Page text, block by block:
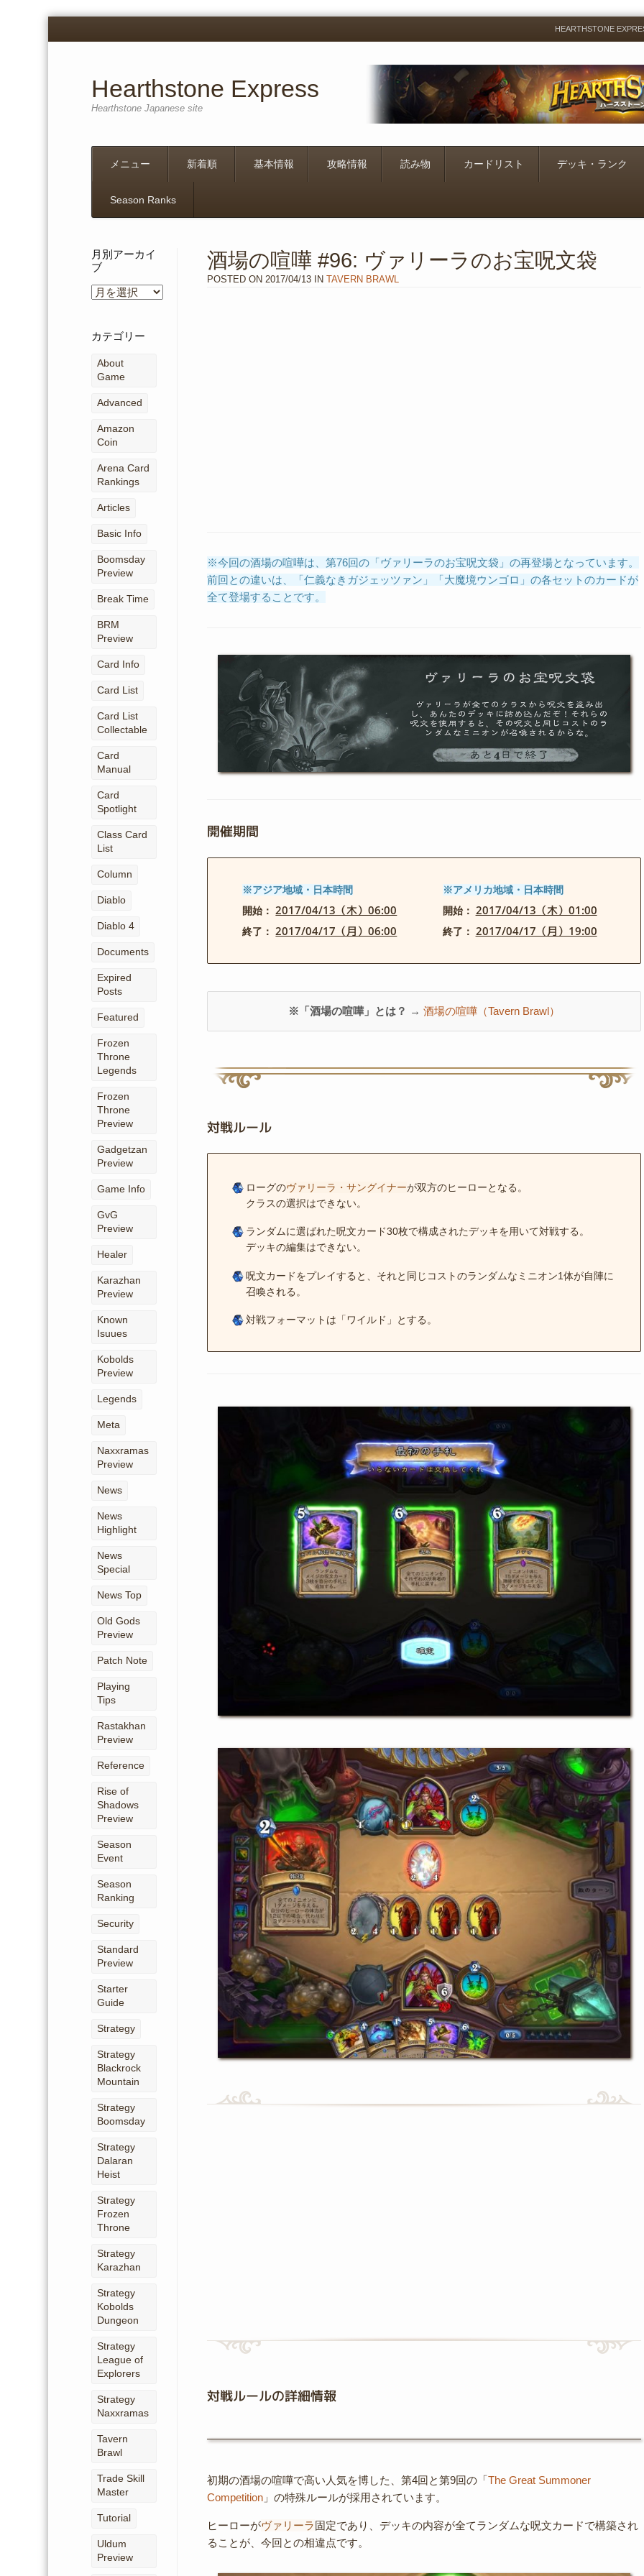
Menu
Skip
to
HEARTHSTONE
Hearthstone Express
Hearthstone Japanese site
メニュー 新着順 基本情報 攻略情報 読み物 カードリスト デッキ・ランク
Season Ranks
酒場の喧嘩 #96: ヴァリーラのお宝呪文袋
POSTED ON 2017/04/13 INTAVERN BRAWL
※今回の酒場の喧嘩は、第76回の「ヴァリーラのお宝呪文袋」の再登場となっています。
前回との違いは、「仁義なきガジェッツァン」「大魔境ウンゴロ」の各セットのカードが
全て登場することです。
開催期間
※アジア地域・日本時間
開始：2017/04/13（木）06:00
終了：2017/04/17（月）06:00
※アメリカ地域・日本時間
開始： 2017/04/13（木）01:00
終了： 2017/04/17（月）19:00
※「酒場の喧嘩」とは？ →酒場の喧嘩（Tavern Brawl）
対戦ルール
ローグのヴァリーラ・サングイナーが双方のヒーローとなる。
クラスの選択はできない。
ランダムに選ばれた呪文カード30枚で構成されたデッキを用いて対戦する。
デッキの編集はできない。
呪文カードをプレイすると、それと同じコストのランダムなミニオン1体が自陣に
召喚される。
対戦フォーマットは「ワイルド」とする。
対戦ルールの詳細情報
初期の酒場の喧嘩で高い人気を博した、第4回と第9回の「The Great Summoner
Competition 」の特殊ルールが採用されています。
ヒーローがヴァリーラ固定であり、デッキの内容が全てランダムな呪文カードで構築され
ることが、今回との相違点です。
月別アーカイ
ブ
月
ー
カ
イ
ブ
カテゴリー
About
Game
Advanced
Amazon
Coin
Arena Card
Rankings
Articles
Basic Info
Boomsday
Preview
Break Time
BRM
Preview
Card Info
Card List
Card List
Collectable
Card
Manual
Card
Spotlight
Class Card
List
Column
Diablo
Diablo 4
Documents
Expired
Posts
Featured
Frozen
Throne
Legends
Frozen
Throne
Preview
Gadgetzan
Preview
Game Info
GvG
Preview
Healer
Karazhan
Preview
Known
Isuues
Kobolds
Preview
Legends
Meta
Naxxramas
Preview
News
News
Highlight
News
Special
News Top
Old Gods
Preview
Patch Note
Playing
Tips
Rastakhan
Preview
Reference
Rise of
Shadows
Preview
Season
Event
Season
Ranking
Security
Standard
Preview
Starter
Guide
Strategy
Strategy
Blackrock
Mountain
Strategy
Boomsday
Strategy
Dalaran
Heist
Strategy
Frozen
Throne
Strategy
Karazhan
Strategy
Kobolds
Dungeon
Strategy
League of
Explorers
Strategy
Naxxramas
Tavern
Brawl
Trade Skill
Master
Tutorial
Uldum
Preview